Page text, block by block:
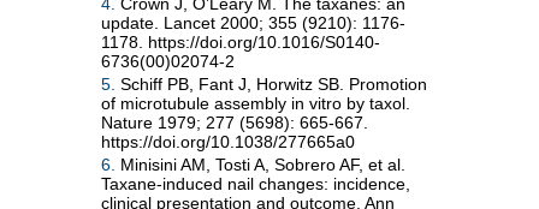
update. Lancet 2000; 355 (9210): 1176-
1178. https://doi.org/10.1016/S0140-
6736(00)02074-2
5. Schiff PB, Fant J, Horwitz SB. Promotion
of microtubule assembly in vitro by taxol.
Nature 1979; 277 (5698): 665-667.
https://doi.org/10.1038/277665a0
6. Minisini AM, Tosti A, Sobrero AF, et al.
Taxane-induced nail changes: incidence,
clinical presentation and outcome. Ann